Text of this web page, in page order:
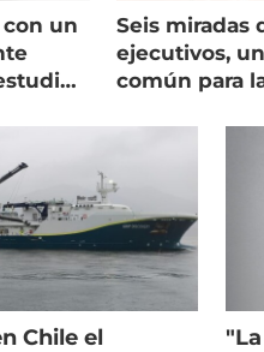
un
Seis miradas
ejecutivos,
común para
Chile el